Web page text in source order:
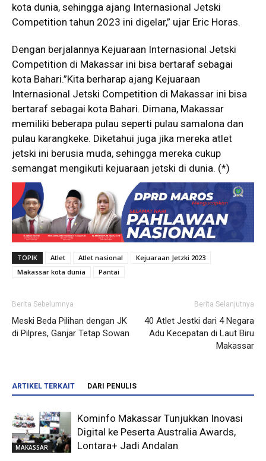
kota dunia, sehingga ajang Internasional Jetski
Competition tahun 2023 ini digelar,” ujar Eric Horas.
Dengan berjalannya Kejuaraan Internasional Jetski
Competition di Makassar ini bisa bertaraf sebagai
kota Bahari.”Kita berharap ajang Kejuaraan
Internasional Jetski Competition di Makassar ini bisa
bertaraf sebagai kota Bahari. Dimana, Makassar
memiliki beberapa pulau seperti pulau samalona dan
pulau karangkeke. Diketahui juga jika mereka atlet
jetski ini berusia muda, sehingga mereka cukup
semangat mengikuti kejuaraan jetski di dunia. (*)
TOPIK Atlet Atlet nasional
Kejuaraan Jetzki 2023
Makassar kota dunia
Pantai
Berita Sebelumnya
Meski Beda Pilihan dengan JK
di Pilpres, Ganjar Tetap Sowan
Berita Selanjutnya
40 Atlet Jestki dari 4 Negara
Adu Kecepatan di Laut Biru
Makassar
ARTIKEL TERKAIT DARI PENULIS
MAKASSAR
Kominfo Makassar Tunjukkan Inovasi
Digital ke Peserta Australia Awards,
Lontara+ Jadi Andalan